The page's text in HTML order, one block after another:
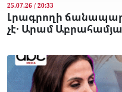
25.07.26 / 20:33
Լրագրողի
չէ․ Արամ